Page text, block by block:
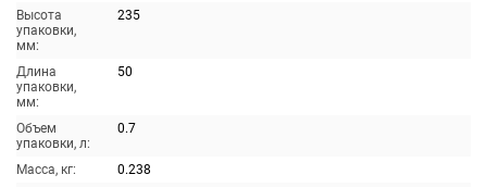
Высота
упаковки,
мм:
235
Длина
упаковки,
мм:
50
Объем
упаковки, л:
0.7
Масса, кг:
0.238